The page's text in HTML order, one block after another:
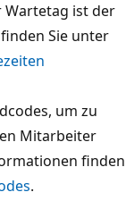
Wartetag ist der
Sie unter
um zu
Mitarbeiter
finden
.